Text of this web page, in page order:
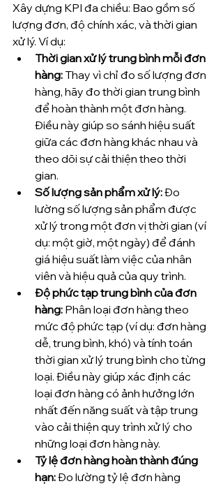
Xây dựng KPI đa chiều: Bao gồm số
lượng đơn, độ chính xác, và thời gian
xử lý. Ví dụ:
Thời gian xử lý trung bình mỗi đơn
hàng: Thay vì chỉ đo số lượng đơn
hàng, hãy đo thời gian trung bình
để hoàn thành một đơn hàng.
Điều này giúp so sánh hiệu suất
giữa các đơn hàng khác nhau và
theo dõi sự cải thiện theo thời
gian.
Số lượng sản phẩm xử lý: Đo
lường số lượng sản phẩm được
xử lý trong một đơn vị thời gian (ví
dụ: một giờ, một ngày) để đánh
giá hiệu suất làm việc của nhân
viên và hiệu quả của quy trình.
Độ phức tạp trung bình của đơn
hàng: Phân loại đơn hàng theo
mức độ phức tạp (ví dụ: đơn hàng
dễ, trung bình, khó) và tính toán
thời gian xử lý trung bình cho từng
loại. Điều này giúp xác định các
loại đơn hàng có ảnh hưởng lớn
nhất đến năng suất và tập trung
vào cải thiện quy trình xử lý cho
những loại đơn hàng này.
Tỷ lệ đơn hàng hoàn thành đúng
hạn: Đo lường tỷ lệ đơn hàng